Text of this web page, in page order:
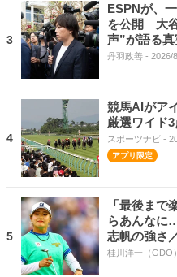
3
ESPNが、
を公開 大
声”が語る真
丹羽政善 - 2026/
4
競馬AIがア
厳選ワイド3
スポーツナビ -
5
「最後まで
らあんなに
志帆の強さ
桂川洋一（GDO）